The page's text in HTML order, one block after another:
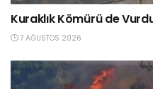
Kuraklık Kömürü de
7 AĞUSTOS 2026